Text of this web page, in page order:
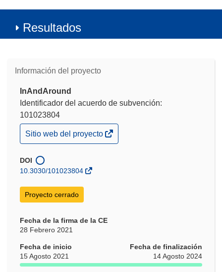
Resultados
Información del proyecto
InAndAround
Identificador del acuerdo de subvención:
101023804
(se
abrirá
una
nueva
Sitio web del proyecto
DOI
10.3030/101023804
Proyecto cerrado
Fecha de la firma de la CE
28 Febrero 2021
Fecha de inicio
15 Agosto 2021
Fecha de finalización
14 Agosto 2024